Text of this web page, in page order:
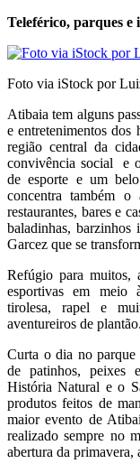
Teleférico, parques e
Foto via iStock por
Atibaia tem alguns
e entretenimentos dos
região central da
convivência social e
de esporte e um
concentra também
restaurantes, bares e
baladinhas, barzinhos
Garcez que se
Refúgio para muitos,
esportivas em meio
tirolesa, rapel e
aventureiros de plantão.
Curta o dia no
de patinhos, peixes
História Natural e o
produtos feitos de
maior evento de
realizado sempre no
abertura da primavera,